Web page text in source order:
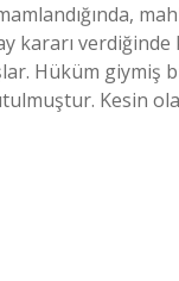
kararı
Hüküm giymiş
Kesin